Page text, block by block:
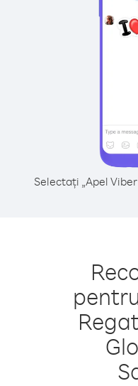
Selectați „Apel